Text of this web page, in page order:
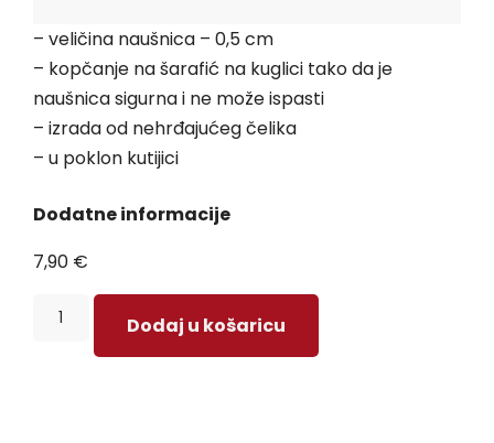
– veličina naušnica – 0,5 cm
– kopčanje na šarafić na kuglici tako da je
naušnica sigurna i ne može ispasti
– izrada od nehrđajućeg čelika
– u poklon kutijici
Dodatne informacije
7,90 €
Dodaj u košaricu